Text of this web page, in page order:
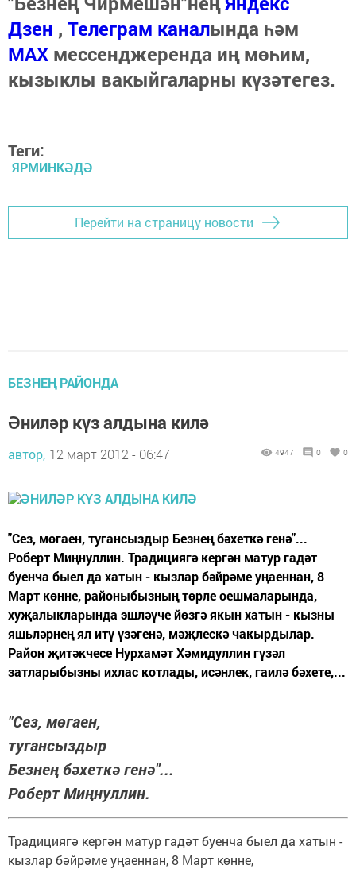
Дзен , Телеграм каналында һәм
МАХ мессенджеренда иң мөһим,
кызыклы вакыйгаларны күзәтегез.
Теги:
ЯРМИНКӘДӘ
Перейти на страницу новости
БЕЗНЕҢ РАЙОНДА
Әниләр күз алдына килә
автор, 12 март 2012 - 06:47 4947 0 0
"Сез, мөгаен, тугансыздыр Безнең бәхеткә генә"...
Роберт Миңнуллин. Традициягә кергән матур гадәт
буенча быел да хатын - кызлар бәйрәме уңаеннан, 8
Март көнне, районыбызның төрле оешмаларында,
хуҗалыкларында эшләүче йөзгә якын хатын - кызны
яшьләрнең ял итү үзәгенә, мәҗлескә чакырдылар.
Район җитәкчесе Нурхамәт Хәмидуллин гүзәл
затларыбызны ихлас котлады, исәнлек, гаилә бәхете,...
"Сез, мөгаен,
тугансыздыр
Безнең бәхеткә генә"...
Роберт Миңнуллин.
Традициягә кергән матур гадәт буенча быел да хатын -
кызлар бәйрәме уңаеннан, 8 Март көнне,